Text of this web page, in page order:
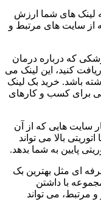
لینک های شما ارزش
از سایت های مرتبط و
که درباره درمان
کنید، این لینک می
باشد. خرید بک لینک
برای کسب و کارهای
سایت هایی که از آن
بالا می تواند
پایین به شما بدهد.
ای مثل بهترین بک
با داشتن
مرتبط، می تواند